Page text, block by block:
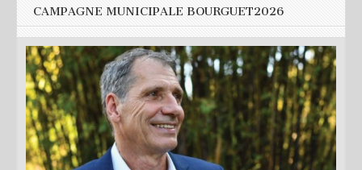
CAMPAGNE MUNICIPALE BOURGUET2026